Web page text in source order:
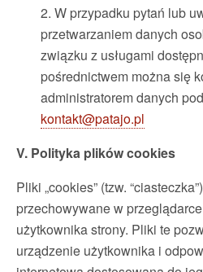
2. W przypadku pytań lub
przetwarzaniem danych
związku z usługami
pośrednictwem można się
administratorem danych
kontakt@patajo.pl
V. Polityka plików cookies
Pliki „cookies” (tzw.
przechowywane w
użytkownika strony. Pliki te
urządzenie użytkownika i